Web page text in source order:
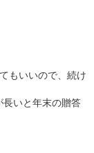
もいいので、続け
長いと年末の贈答